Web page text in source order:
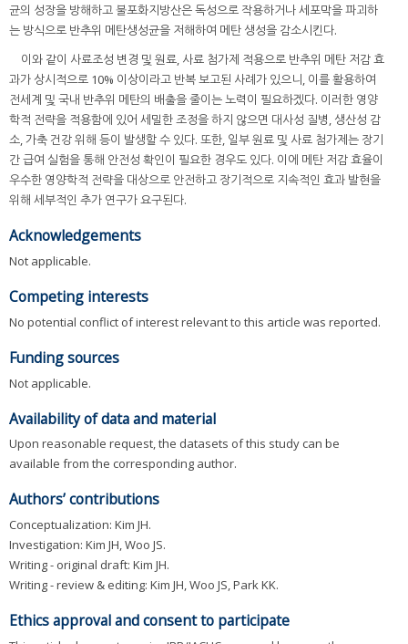
균의 성장을 방해하고 불포화지방산은 독성으로 작용하거나 세포막을 파괴하
는 방식으로 반추위 메탄생성균을 저해하여 메탄 생성을 감소시킨다.
이와 같이 사료조성 변경 및 원료, 사료 첨가제 적용으로 반추위 메탄 저감 효
과가 상시적으로 10% 이상이라고 반복 보고된 사례가 있으니, 이를 활용하여
전세계 및 국내 반추위 메탄의 배출을 줄이는 노력이 필요하겠다. 이러한 영양
학적 전략을 적용함에 있어 세밀한 조정을 하지 않으면 대사성 질병, 생산성 감
소, 가축 건강 위해 등이 발생할 수 있다. 또한, 일부 원료 및 사료 첨가제는 장기
간 급여 실험을 통해 안전성 확인이 필요한 경우도 있다. 이에 메탄 저감 효율이
우수한 영양학적 전략을 대상으로 안전하고 장기적으로 지속적인 효과 발현을
위해 세부적인 추가 연구가 요구된다.
Acknowledgements
Not applicable.
Competing interests
No potential conflict of interest relevant to this article was reported.
Funding sources
Not applicable.
Availability of data and material
Upon reasonable request, the datasets of this study can be
available from the corresponding author.
Authors’ contributions
Conceptualization: Kim JH.
Investigation: Kim JH, Woo JS.
Writing - original draft: Kim JH.
Writing - review & editing: Kim JH, Woo JS, Park KK.
Ethics approval and consent to participate